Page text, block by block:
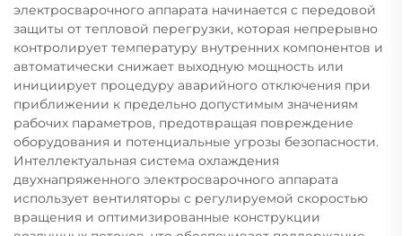
электросварочного аппарата начинается с передовой
защиты от тепловой перегрузки, которая непрерывно
контролирует температуру внутренних компонентов и
автоматически снижает выходную мощность или
инициирует процедуру аварийного отключения при
приближении к предельно допустимым значениям
рабочих параметров, предотвращая повреждение
оборудования и потенциальные угрозы безопасности.
Интеллектуальная система охлаждения
двухнапряженного электросварочного аппарата
использует вентиляторы с регулируемой скоростью
вращения и оптимизированные конструкции